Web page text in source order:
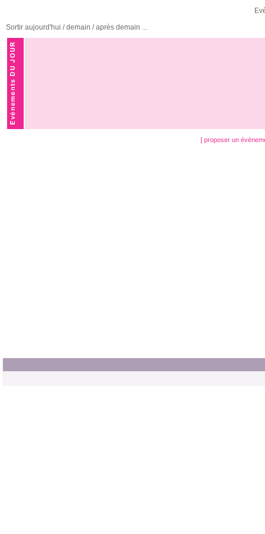
Sortir aujourd'hui / demain / après demain ...
[ proposer un